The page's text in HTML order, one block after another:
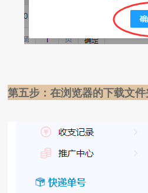
第五步：在浏览器的下载文